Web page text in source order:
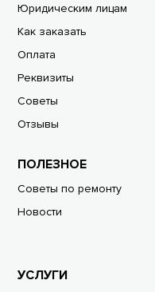
Юридическим лицам
Как заказать
Оплата
Реквизиты
Советы
Отзывы
ПОЛЕЗНОЕ
Советы по ремонту
Новости
УСЛУГИ